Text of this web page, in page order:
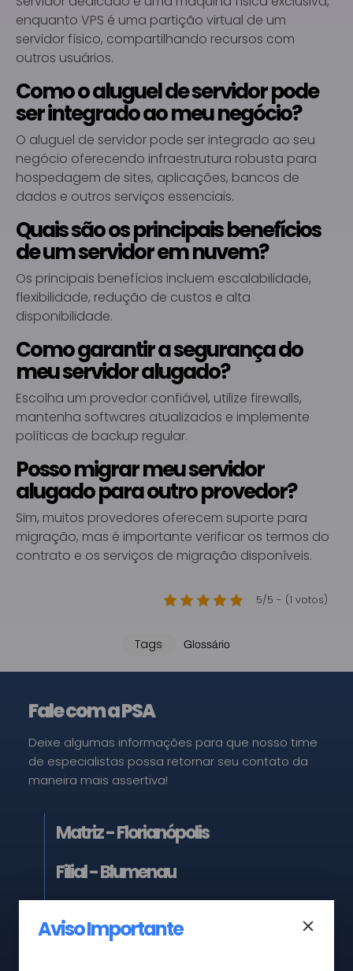
enquanto VPS é uma partição virtual de um
servidor físico, compartilhando recursos com
outros usuários.
Como o aluguel de servidor pode
ser integrado ao meu negócio?
O aluguel de servidor pode ser integrado ao seu
negócio oferecendo infraestrutura robusta para
hospedagem de sites, aplicações, bancos de
dados e outros serviços essenciais.
Quais são os principais benefícios
de um servidor em nuvem?
Os principais benefícios incluem escalabilidade,
flexibilidade, redução de custos e alta
disponibilidade.
Como garantir a segurança do
meu servidor alugado?
Escolha um provedor confiável, utilize firewalls,
mantenha softwares atualizados e implemente
políticas de backup regular.
Posso migrar meu servidor
alugado para outro provedor?
Sim, muitos provedores oferecem suporte para
migração, mas é importante verificar os termos do
contrato e os serviços de migração disponíveis.
5/5 - (1 votos)
Tags Glossário
Fale com a PSA
Deixe algumas informações para que nosso time
de especialistas possa retornar seu contato da
maneira mais assertiva!
Matriz - Florianópolis
Filial - Blumenau
Aviso Importante